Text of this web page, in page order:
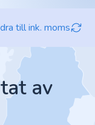
till ink. moms
av